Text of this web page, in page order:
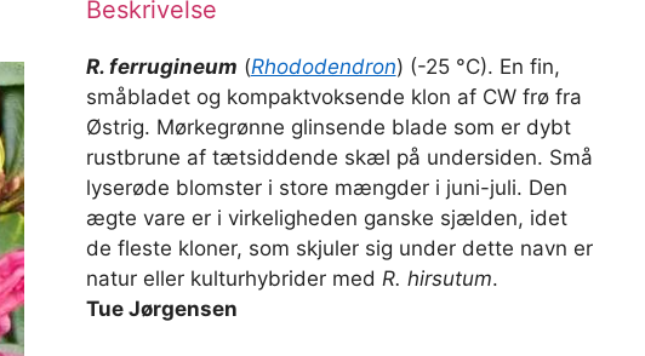
Beskrivelse
R. ferrugineum (Rhododendron) (-25 °C). En fin,
småbladet og kompaktvoksende klon af CW frø fra
Østrig. Mørkegrønne glinsende blade som er dybt
rustbrune af tætsiddende skæl på undersiden. Små
lyserøde blomster i store mængder i juni-­juli. Den
ægte vare er i virkeligheden ganske sjælden, idet
de fleste kloner, som skjuler sig under dette navn er
natur ­eller kulturhybrider med R. hirsutum.
Tue Jørgensen